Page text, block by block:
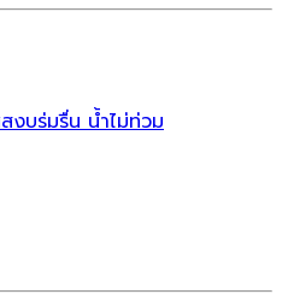
งบร่มรื่น น้ำไม่ท่วม